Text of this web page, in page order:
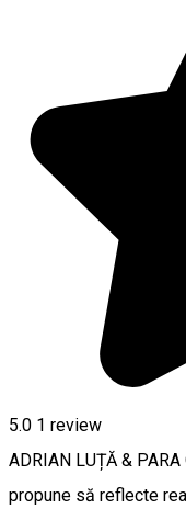
5.0 1 review
ADRIAN LUȚĂ &
propune să reflecte